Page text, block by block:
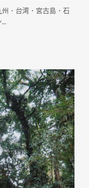
・台湾・宮古島・石